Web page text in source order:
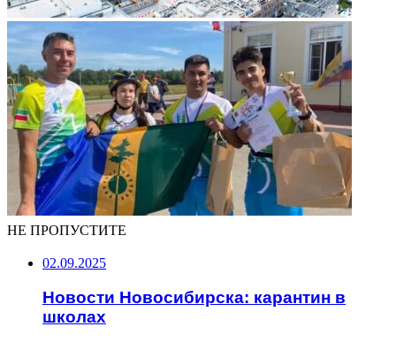
НЕ ПРОПУСТИТЕ
02.09.2025
Новости Новосибирска: карантин в
школах